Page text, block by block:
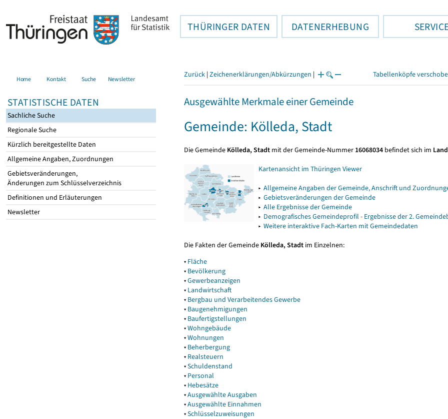
THÜRINGER DATEN DATENERHEBUNG
Home Kontakt Suche Newsletter
STATISTISCHE DATEN
Sachliche Suche
Regionale Suche
Kürzlich bereitgestellte Daten
Allgemeine Angaben, Zuordnungen
Gebietsveränderungen,
Änderungen zum Schlüsselverzeichnis
Definitionen und Erläuterungen
Newsletter
Zurück | Zeichenerklärungen/Abkürzungen | Tabellenköpfe
Ausgewählte Merkmale einer Gemeinde
Gemeinde: Kölleda, Stadt
Die Gemeinde Kölleda, Stadt mit der Gemeinde-Nummer 16068034 befindet sich im
Kartenansicht im Thüringen Viewer
▸ Allgemeine Angaben der Gemeinde, Anschrift und
▸ Gebietsveränderungen der Gemeinde
▸ Alle Ergebnisse der Gemeinde
▸ Demografisches Gemeindeprofil - Ergebnisse der 2.
▸ Weitere interaktive Fach-Karten mit Gemeindedaten
Die Fakten der Gemeinde Kölleda, Stadt im Einzelnen:
▾ Fläche
▾ Bevölkerung
▾Gewerbeanzeigen
▾ Landwirtschaft
▾ Bergbau und Verarbeitendes Gewerbe
▾ Baugenehmigungen
▾ Baufertigstellungen
▾Wohngebäude
▾Wohnungen
▾ Beherbergung
▾ Realsteuern
▾Schuldenstand
▾ Personal
▾ Hebesätze
▾Ausgewählte Ausgaben
▾Ausgewählte Einnahmen
▾Schlüsselzuweisungen